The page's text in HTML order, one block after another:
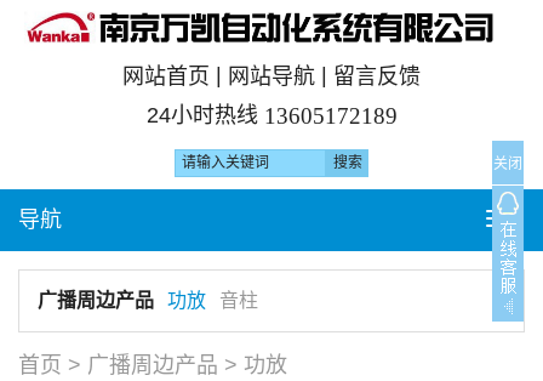
网站首页 网站导航
留言反馈
24小时热线 13605172189
T
o
g
g
导航
广播周边产品 功放 音柱
首页 > 广播周边产品 > 功放
关闭